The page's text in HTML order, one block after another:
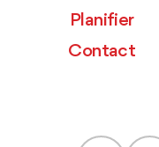
Planifier
Contact